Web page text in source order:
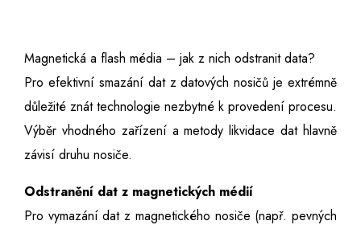
Magnetická a flash média – jak z nich odstranit data?
Pro efektivní smazání dat z datových nosičů je extrémně
důležité znát technologie nezbytné k provedení procesu.
Výběr vhodného zařízení a metody likvidace dat hlavně
závisí druhu nosiče.
Odstranění dat z magnetických médií
Pro vymazání dat z magnetického nosiče (např. pevných